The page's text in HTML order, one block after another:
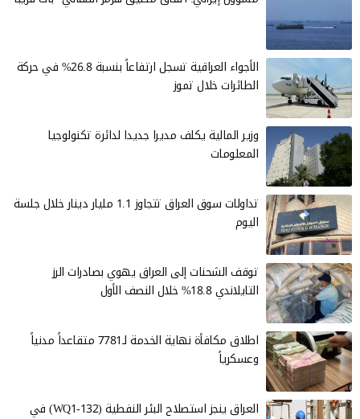
الأجواء العراقية تسجل ارتفاعاً بنسبة 26.8% في حركة
الطائرات خلال تموز
وزير المالية يكلف مديرا جديدا لدائرة تكنولوجيا
المعلومات
تداولات سوق العراق تتجاوز 1.1 مليار دينار خلال جلسة
اليوم
توقف الشحنات إلى العراق يهوي بصادرات الرز
التايلاندي 18.8% خلال النصف الأول
اطلاق مكافأة نهاية الخدمة لـ7781 متقاعداً مدنياً
وعسكرياً
العراق ينجز استصلاح البئر النفطية (WQ1-132) في